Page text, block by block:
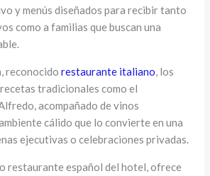
y menús diseñados para recibir tanto
como a familias que buscan una
reconocidorestaurante italiano , los
tradicionales como el
acompañado de vinos
cálido que lo convierte en una
ejecutivas o celebraciones privadas.
restaurante español del hotel, ofrece